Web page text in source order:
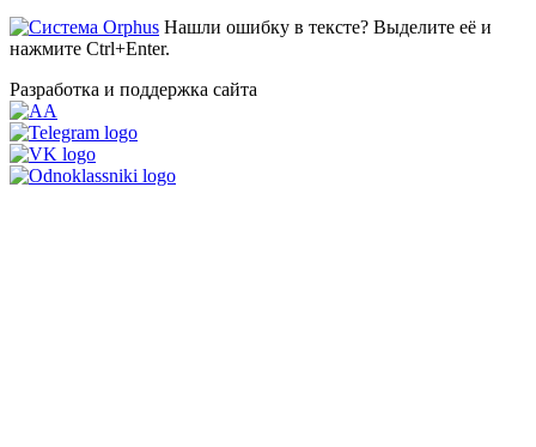
Нашли ошибку в тексте? Выделите её и
нажмите Ctrl+Enter.
Разработка и поддержка сайта